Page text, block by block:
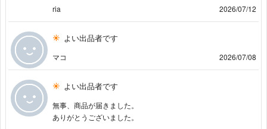
ria
2026/07/12
よい出品者です
マコ 2026/07/08
よい出品者です
無事、商品が届きました。
ありがとうございました。